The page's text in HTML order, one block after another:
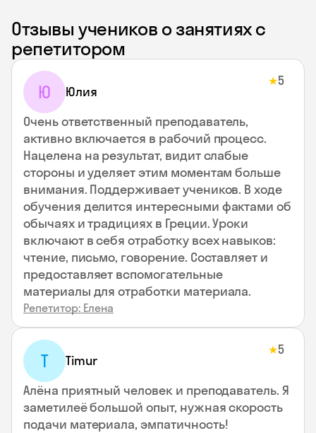
Отзывы учеников о занятиях с
репетитором
Ю Юлия
★5
Очень ответственный преподаватель,
активно включается в рабочий процесс.
Нацелена на результат, видит слабые
стороны и уделяет этим моментам больше
внимания. Поддерживает учеников. В ходе
обучения делится интересными фактами об
обычаях и традициях в Греции. Уроки
включают в себя отработку всех навыков:
чтение, письмо, говорение. Составляет и
предоставляет вспомогательные
материалы для отработки материала.
Репетитор: Елена
T Timur
★5
Алёна приятный человек и преподаватель. Я
заметилеё большой опыт, нужная скорость
подачи материала, эмпатичность!